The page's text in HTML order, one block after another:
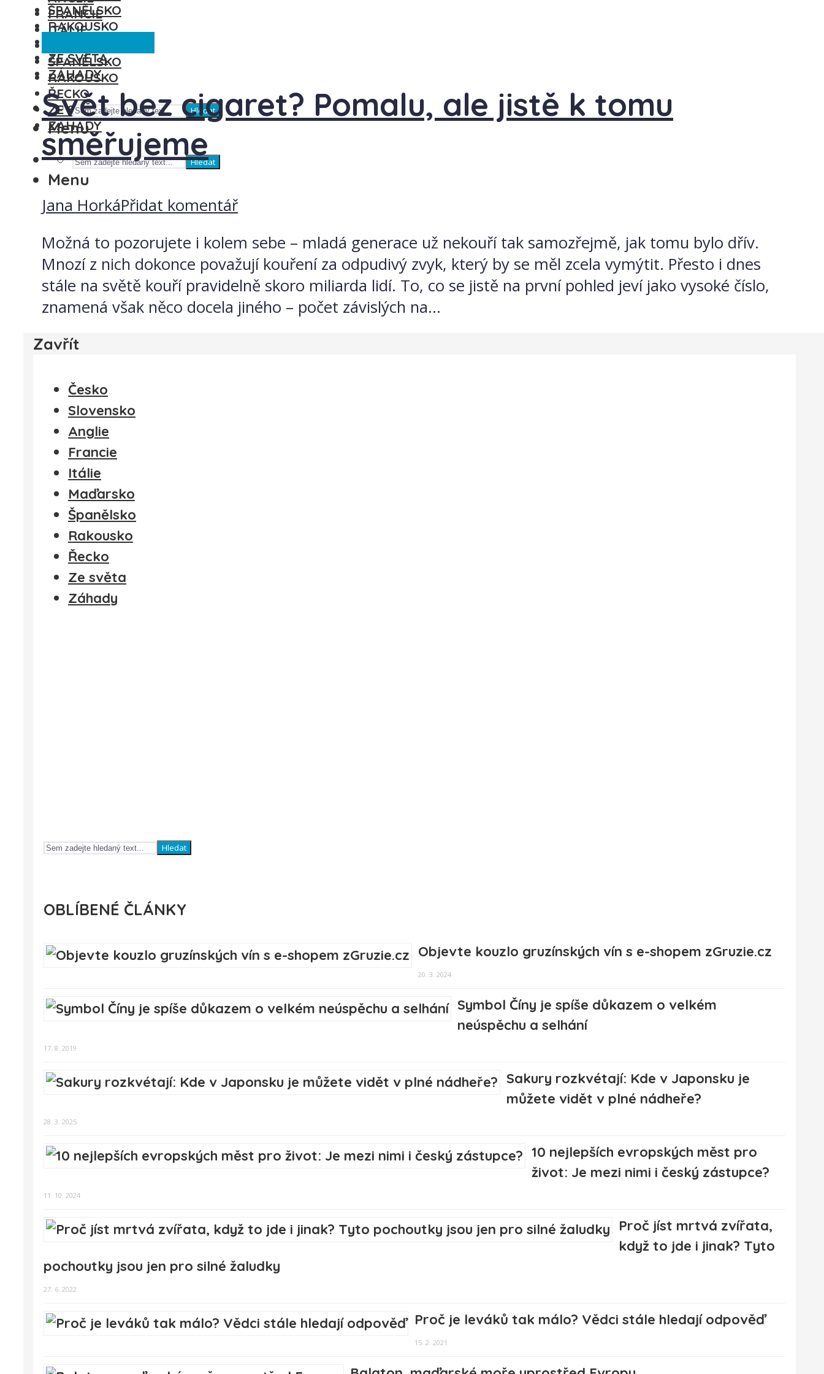
FRANCIE
ITÁLIE
ŠPANĚLSKO
RAKOUSKO
ŘECKO
ZE SVĚTA
ZÁHADY
Hledat
Menu
ŠPANĚLSKO
RAKOUSKO
ZE SVĚTA
ZÁHADY
Hledat
Menu
Svět bez cigaret? Pomalu, ale jistě k tomu
směřujeme
Jana HorkáPřidat komentář
Možná to pozorujete i kolem sebe – mladá generace už nekouří tak samozřejmě, jak tomu bylo dřív.
Mnozí z nich dokonce považují kouření za odpudivý zvyk, který by se měl zcela vymýtit. Přesto i dnes
stále na světě kouří pravidelně skoro miliarda lidí. To, co se jistě na první pohled jeví jako vysoké číslo,
znamená však něco docela jiného – počet závislých na...
Zavřít
Česko
Slovensko
Anglie
Francie
Itálie
Maďarsko
Španělsko
Rakousko
Řecko
Ze světa
Záhady
Hledat
OBLÍBENÉ ČLÁNKY
Objevte kouzlo gruzínských vín s e-shopem zGruzie.cz
20. 3. 2024
Symbol Číny je spíše důkazem o velkém
neúspěchu a selhání
17. 8. 2019
Sakury rozkvétají: Kde v Japonsku je
můžete vidět v plné nádheře?
28. 3. 2025
10 nejlepších evropských měst pro
život: Je mezi nimi i český zástupce?
11. 10. 2024
Proč jíst mrtvá zvířata,
když to jde i jinak? Tyto
pochoutky jsou jen pro silné žaludky
27. 6. 2022
Proč je leváků tak málo? Vědci stále hledají odpověď
15. 2. 2021